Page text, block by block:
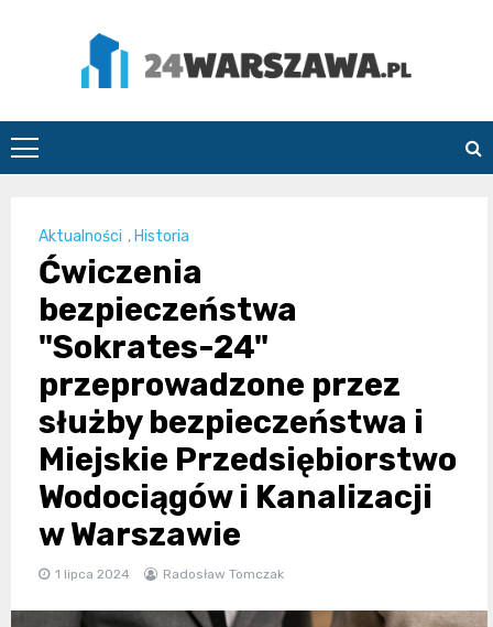
24Warszawa.pl
Aktualności , Historia
Ćwiczenia
bezpieczeństwa
"Sokrates-24"
przeprowadzone przez
służby bezpieczeństwa i
Miejskie Przedsiębiorstwo
Wodociągów i Kanalizacji
w Warszawie
1 lipca 2024 Radosław Tomczak